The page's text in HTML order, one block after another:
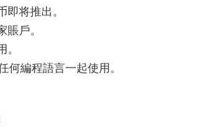
将推出。
戶。
編程語言一起使用。